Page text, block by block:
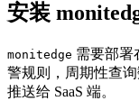
安装
monitedge 需要部署
警规则，周期性查
推送给 SaaS 端。